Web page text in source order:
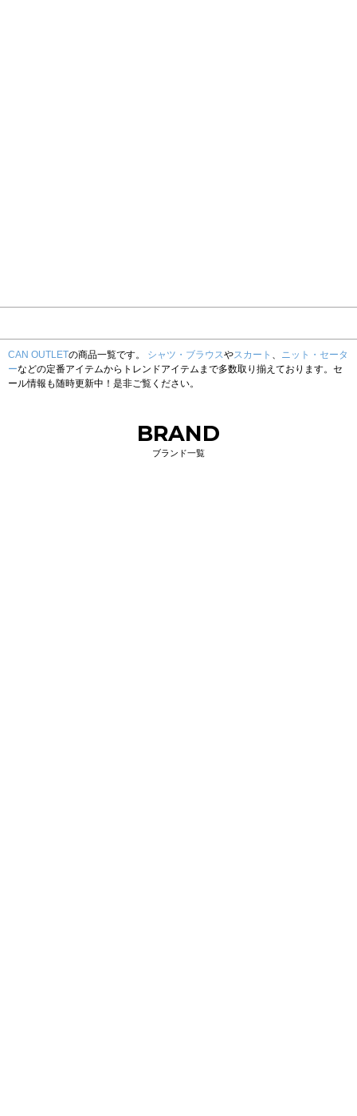
CAN OUTLETの商品一覧です。 シャツ・ブラウスやスカート 、 ニット・セータ
ーなどの定番アイテムからトレンドアイテムまで多数取り揃えております。セ
ール情報も随時更新中！是非ご覧ください。
BRAND
ブランド一覧